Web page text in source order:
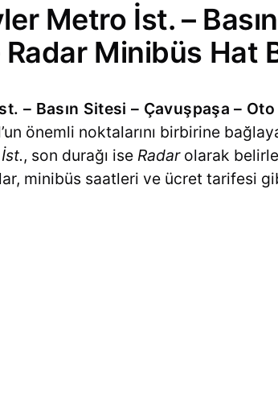
Metro İst. –
Radar Minibüs Hat
– Basın Sitesi – Çavuşpaşa –
önemli noktalarını birbirine
, son durağı ise Radarolarak
minibüs saatleri ve ücret tarifesi